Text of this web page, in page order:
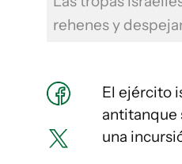
rehenes y
El ejército
antitanque
una